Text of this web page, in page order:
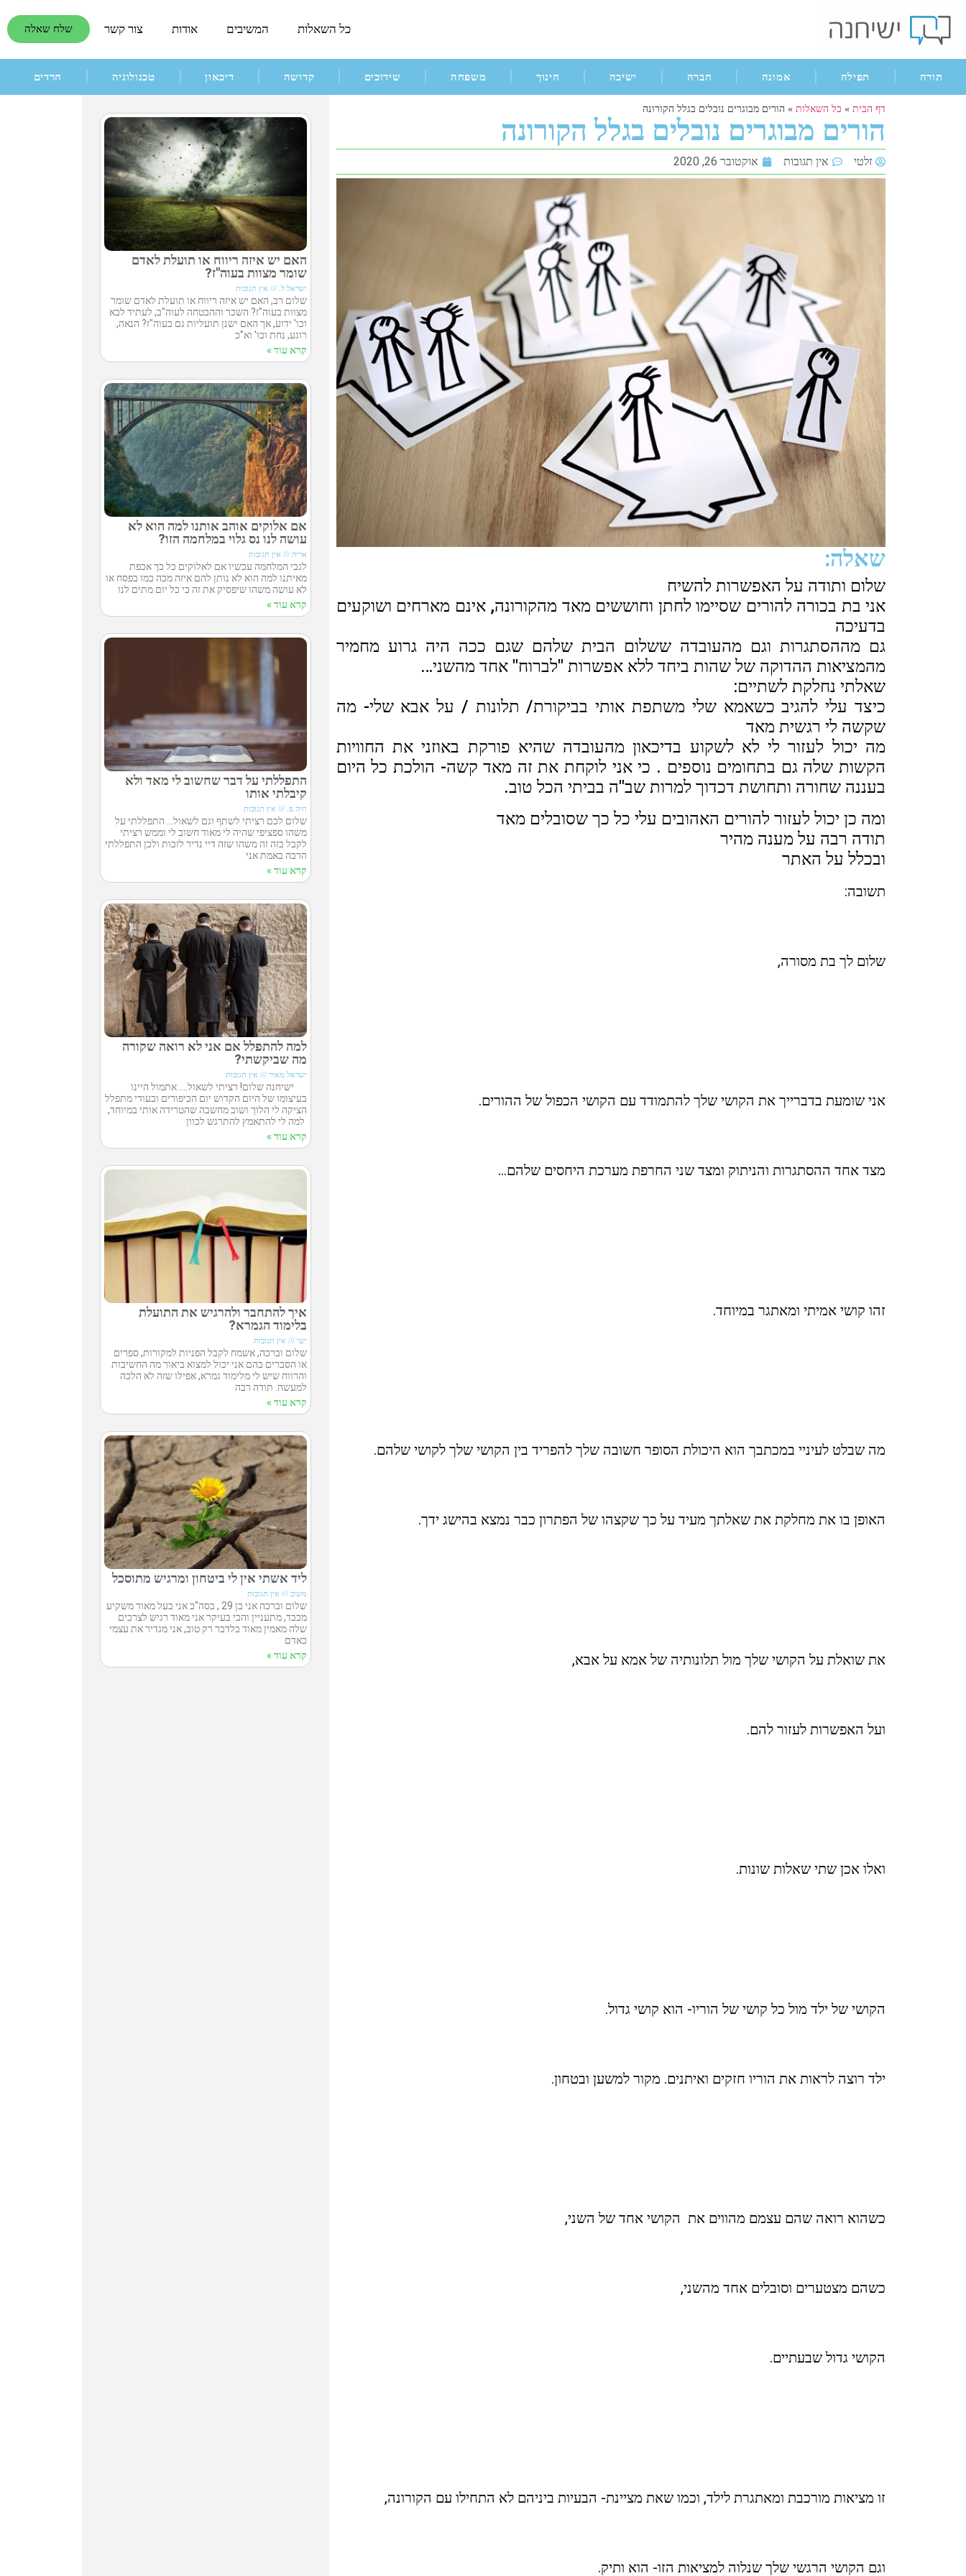
כל השאלות המשיבים אודות צור קשר שלח שאלה
תורה תפילה אמונה חברה ישיבה חינוך משפחה שידוכים קדושה דיכאון טכנולוגיה חרדים
דף הבית » כל השאלות » הורים מבוגרים נובלים בגלל הקורונה
הורים מבוגרים נובלים בגלל הקורונה
זלטי אין תגובות אוקטובר 26, 2020
שאלה:
שלום ותודה על האפשרות להשיח
אני בת בכורה להורים שסיימו לחתן וחוששים מאד מהקורונה, אינם מארחים ושוקעים
בדעיכה
גם מההסתגרות וגם מהעובדה ששלום הבית שלהם שגם ככה היה גרוע מחמיר
מהמציאות ההדוקה של שהות ביחד ללא אפשרות "לברוח" אחד מהשני…
שאלתי נחלקת לשתיים:
כיצד עלי להגיב כשאמא שלי משתפת אותי בביקורת/ תלונות / על אבא שלי- מה
שקשה לי רגשית מאד
מה יכול לעזור לי לא לשקוע בדיכאון מהעובדה שהיא פורקת באוזני את החוויות
הקשות שלה גם בתחומים נוספים . כי אני לוקחת את זה מאד קשה- הולכת כל היום
בעננה שחורה ותחושת דכדוך למרות שב"ה בביתי הכל טוב.
ומה כן יכול לעזור להורים האהובים עלי כל כך שסובלים מאד
תודה רבה על מענה מהיר
ובכלל על האתר
תשובה:
שלום לך בת מסורה,
אני שומעת בדברייך את הקושי שלך להתמודד עם הקושי הכפול של ההורים.
מצד אחד ההסתגרות והניתוק ומצד שני החרפת מערכת היחסים שלהם…
זהו קושי אמיתי ומאתגר במיוחד.
מה שבלט לעיניי במכתבך הוא היכולת הסופר חשובה שלך להפריד בין הקושי שלך לקושי שלהם.
האופן בו את מחלקת את שאלתך מעיד על כך שקצהו של הפתרון כבר נמצא בהישג ידך.
את שואלת על הקושי שלך מול תלונותיה של אמא על אבא,
ועל האפשרות לעזור להם.
ואלו אכן שתי שאלות שונות.
הקושי של ילד מול כל קושי של הוריו- הוא קושי גדול.
ילד רוצה לראות את הוריו חזקים ואיתנים. מקור למשען ובטחון.
כשהוא רואה שהם עצמם מהווים את הקושי אחד של השני,
כשהם מצטערים וסובלים אחד מהשני,
הקושי גדול שבעתיים.
זו מציאות מורכבת ומאתגרת לילד, וכמו שאת מציינת- הבעיות ביניהם לא התחילו עם הקורונה,
וגם הקושי הרגשי שלך שנלוה למציאות הזו- הוא ותיק.
האם יש איזה ריווח או תועלת לאדם
שומר מצוות בעוה"ז?
ישראל ל. אין תגובות
שלום רב, האם יש איזה ריווח או תועלת לאדם שומר
מצוות בעוה"ז? השכר וההבטחה לעוה"ב, לעתיד לבא
וכו' ידוע, אך האם ישנן תועליות גם בעוה"ז? הנאה,
רוגע, נחת וכו' וא"כ
קרא עוד »
אם אלוקים אוהב אותנו למה הוא לא
עושה לנו נס גלוי במלחמה הזו?
אריה אין תגובות
לגבי המלחמה עכשיו אם לאלוקים כל כך אכפת
מאיתנו למה הוא לא נותן להם איזה מכה כמו בפסח או
לא עושה משהו שיפסיק את זה כי כל יום מתים לנו
קרא עוד »
התפללתי על דבר שחשוב לי מאד ולא
קיבלתי אותו
חיה פ. אין תגובות
שלום לכם רציתי לשתף וגם לשאול… התפללתי על
משהו ספציפי שהיה לי מאוד חשוב לי וממש רציתי
לקבל בזה זה משהו שזה דיי נדיר לזכות ולכן התפללתי
הרבה באמת אני
קרא עוד »
למה להתפלל אם אני לא רואה שקורה
מה שביקשתי?
ישראל מאיר אין תגובות
ישיחנה שלום! רציתי לשאול…. אתמול היינו
בעיצומו של היום הקדוש יום הכיפורים ובעודי מתפלל
הציקה לי הלוך ושוב מחשבה שהטרידה אותי במיוחד,
למה לי להתאמץ להתרגש לכוון
קרא עוד »
איך להתחבר ולהרגיש את התועלת
בלימוד הגמרא?
ישי אין תגובות
שלום וברכה, אשמח לקבל הפניות למקורות, ספרים
או הסברים בהם אני יכול למצוא ביאור מה החשיבות
והרווח שיש לי מלימוד גמרא, אפילו שזה לא הלכה
למעשה. תודה רבה
קרא עוד »
ליד אשתי אין לי ביטחון ומרגיש מתוסכל
משיב אין תגובות
שלום וברכה אני בן 29 , בסה"כ אני בעל מאוד משקיע
מכבד, מתעניין והכי בעיקר אני מאוד רגיש לצרכים
שלה מאמין מאוד בלדבר רק טוב, אני מגדיר את עצמי
כאדם
קרא עוד »